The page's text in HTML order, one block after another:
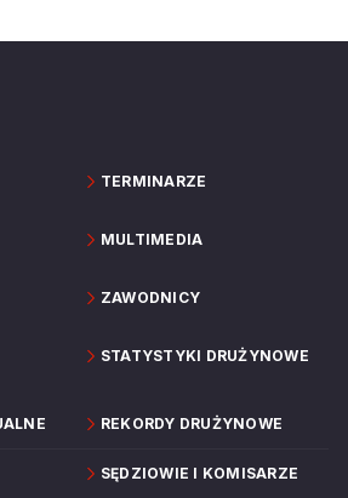
TERMINARZE
MULTIMEDIA
ZAWODNICY
STATYSTYKI DRUŻYNOWE
REKORDY DRUŻYNOWE
SĘDZIOWIE I KOMISARZE